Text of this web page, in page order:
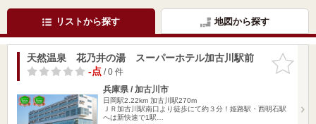
リストから探す 地図から探す
お気に入
りに追加
天然温泉 花乃井の湯 スーパーホテル加古川駅前
-点/ 0 件
兵庫県 / 加古川市
日岡駅2.22km 加古川駅270m
ＪＲ加古川駅南口より徒歩にて約３分！姫路駅・西明石駅
へは新快速で1駅…